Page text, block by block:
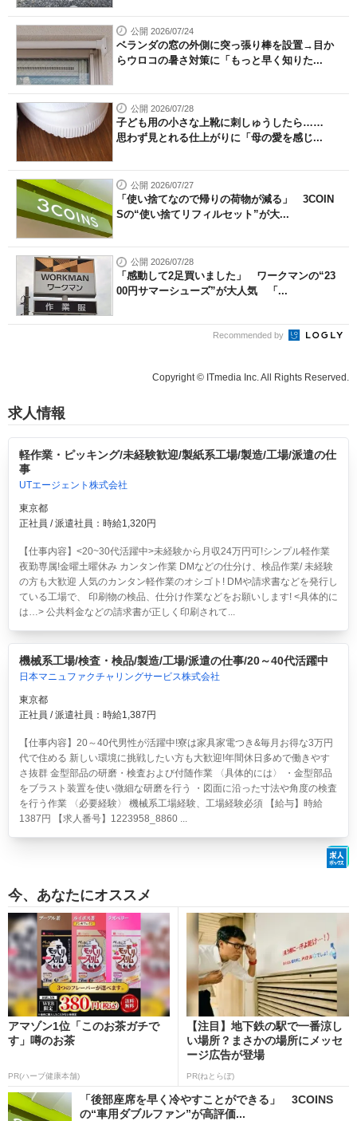
公開 2026/07/24
ベランダの窓の外側に突っ張り棒を設置→目か
らウロコの暑さ対策に「もっと早く知りた...
公開 2026/07/28
子ども用の小さな上靴に刺しゅうしたら……
思わず見とれる仕上がりに「母の愛を感じ...
公開 2026/07/27
「使い捨てなので帰りの荷物が減る」 3COIN
Sの“使い捨てリフィルセット”が大...
公開 2026/07/28
「感動して2足買いました」 ワークマンの“23
00円サマーシューズ”が大人気 「...
Recommended by
Copyright © ITmedia Inc. All Rights Reserved.
求人情報
軽作業・ピッキング/未経験歓迎/製紙系工場/製造/工場/派遣の仕
事
UTエージェント株式会社
東京都
正社員 / 派遣社員：時給1,320円
【仕事内容】<20~30代活躍中>未経験から月収24万円可!シンプル軽作業
夜勤専属!金曜土曜休みカンタン作業 DMなどの仕分け、検品作業/ 未経験
の方も大歓迎 人気のカンタン軽作業のオシゴト! DMや請求書などを発行し
ている工場で、 印刷物の検品、仕分け作業などをお願いします! <具体的に
は…> 公共料金などの請求書が正しく印刷されて...
機械系工場/検査・検品/製造/工場/派遣の仕事/20～40代活躍中
日本マニュファクチャリングサービス株式会社
東京都
正社員 / 派遣社員：時給1,387円
【仕事内容】20～40代男性が活躍中!寮は家具家電つき&毎月お得な3万円
代で住める 新しい環境に挑戦したい方も大歓迎!年間休日多めで働きやす
さ抜群 金型部品の研磨・検査および付随作業 〈具体的には〉 ・金型部品
をブラスト装置を使い微細な研磨を行う ・図面に沿った寸法や角度の検査
を行う作業 〈必要経験〉 機械系工場経験、工場経験必須 【給与】時給
1387円 【求人番号】1223958_8860 ...
今、あなたにオススメ
アマゾン1位「このお茶ガチで
す」噂のお茶
PR(ハーブ健康本舗)
【注目】地下鉄の駅で一番涼し
い場所？まさかの場所にメッセ
ージ広告が登場
PR(ねとらぼ)
「後部座席を早く冷やすことができる」 3COINS
の“車用ダブルファン”が高評価...